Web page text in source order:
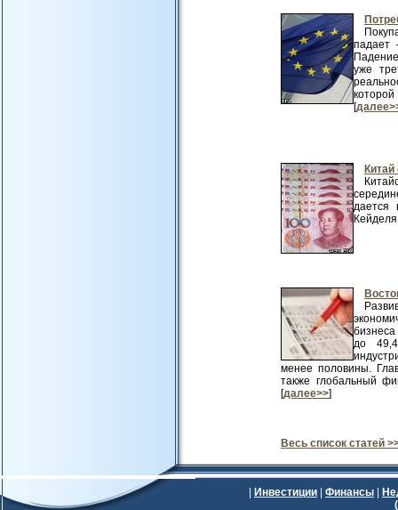
падает
уже
[
дается
Кейделя
до
менее половины.
также глобальный
[далее>>]
Весь список статей
Инвестиции Финансы